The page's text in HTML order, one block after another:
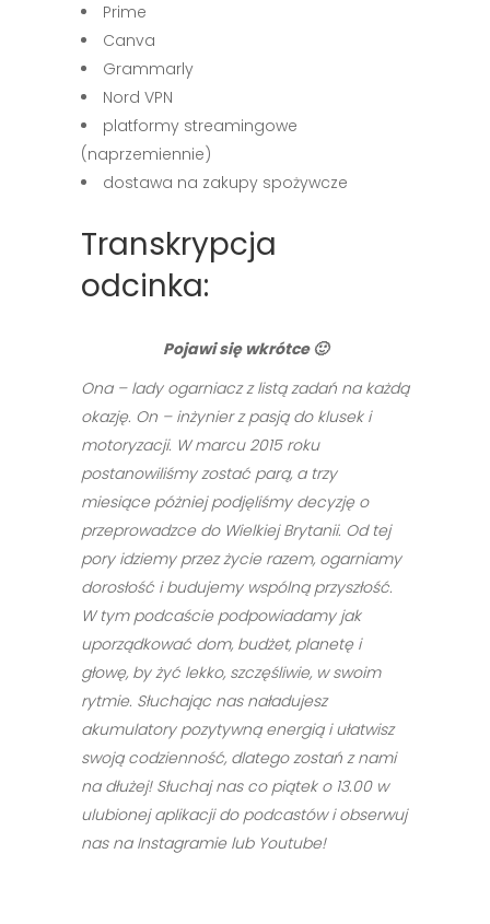
Prime
Canva
Grammarly
Nord VPN
platformy streamingowe
(naprzemiennie)
dostawa na zakupy spożywcze
Transkrypcja
odcinka:
Pojawi się wkrótce 🙂
Ona – lady ogarniacz z listą zadań na każdą
okazję. On – inżynier z pasją do klusek i
motoryzacji. W marcu 2015 roku
postanowiliśmy zostać parą, a trzy
miesiące póżniej podjęliśmy decyzję o
przeprowadzce do Wielkiej Brytanii. Od tej
pory idziemy przez życie razem, ogarniamy
dorosłość i budujemy wspólną przyszłość.
W tym podcaście podpowiadamy jak
uporządkować dom, budżet, planetę i
głowę, by żyć lekko, szczęśliwie, w swoim
rytmie. Słuchając nas naładujesz
akumulatory pozytywną energią i ułatwisz
swoją codzienność, dlatego zostań z nami
na dłużej! Słuchaj nas co piątek o 13.00 w
ulubionej aplikacji do podcastów i obserwuj
nas na Instagramie lub Youtube!